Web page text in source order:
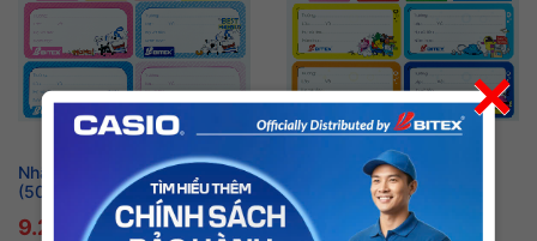
Nhãn vở Best Friend LB04
(50 xấp/hộp)
9.200 VNĐ
Nhãn vở School Bus LB05
(50 xấp/hộp)
9.200 VNĐ
×